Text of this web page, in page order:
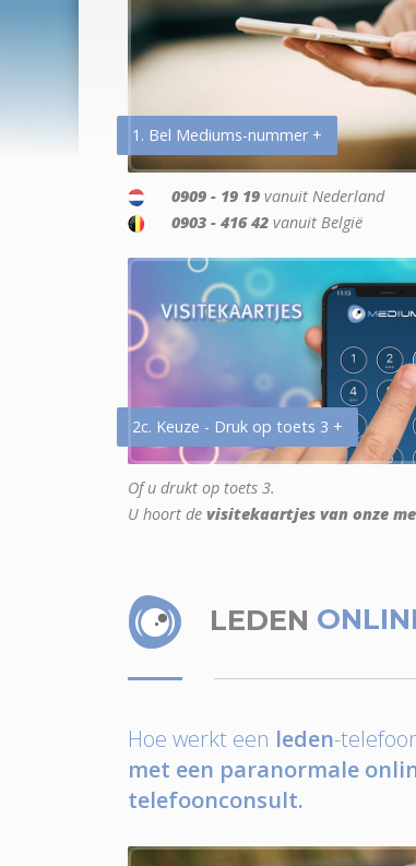
1. Bel Mediums-nummer +
0909 - 19 19 vanuit Nederland
0903 - 416 42 vanuit België
2c. Keuze - Druk op toets 3 +
Of u drukt op toets 3.
U hoort de visitekaartjes van onze
LEDEN
Hoe werkt een leden-
met een paranormale
telefoonconsult.